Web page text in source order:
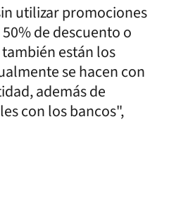
utilizar promociones
de descuento o
están los
se hacen con
además de
con los bancos",